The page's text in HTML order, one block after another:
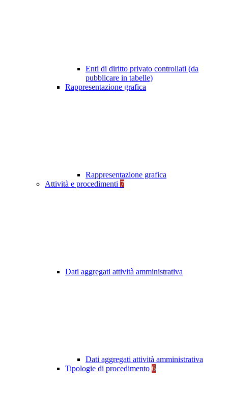
Enti di diritto privato controllati (da
pubblicare in tabelle)
Rappresentazione grafica
Rappresentazione grafica
Attività e procedimenti 7
Dati aggregati attività amministrativa
Dati aggregati attività amministrativa
Tipologie di procedimento 6